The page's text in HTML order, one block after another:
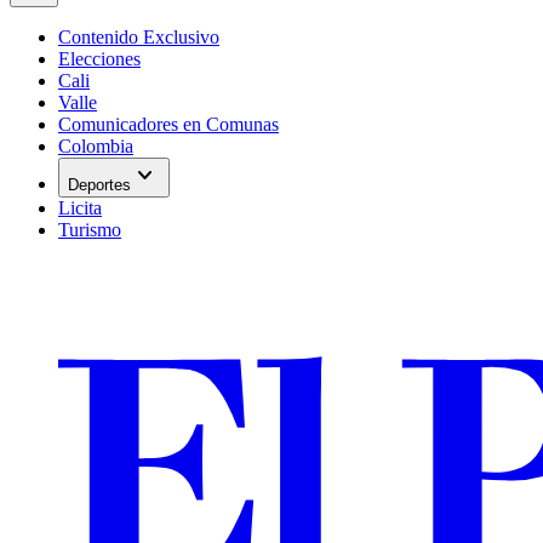
Contenido Exclusivo
Elecciones
Cali
Valle
Comunicadores en Comunas
Colombia
Deportes expand_more
Licita
Turismo